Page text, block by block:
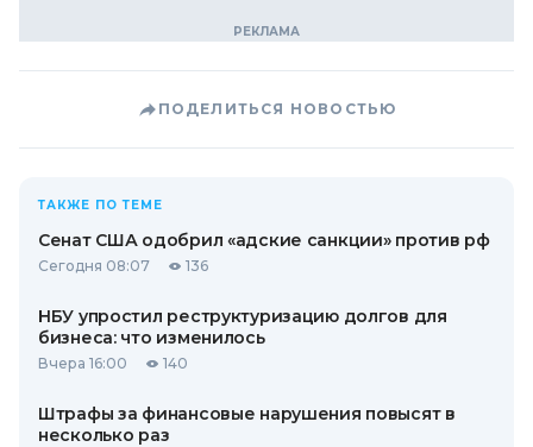
ПОДЕЛИТЬСЯ НОВОСТЬЮ
ТАКЖЕ ПО ТЕМЕ
Сенат США одобрил «адские санкции» против рф
Сегодня 08:07 136
НБУ упростил реструктуризацию долгов для
бизнеса: что изменилось
Вчера 16:00 140
Штрафы за финансовые нарушения повысят в
несколько раз